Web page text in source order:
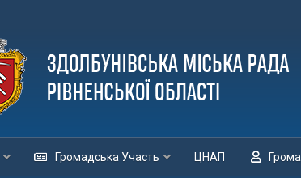
Громадська Участь ЦНАП